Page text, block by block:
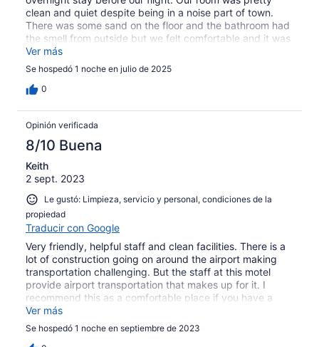
clean and quiet despite being in a noise part of town.
There was some sand on the floor and the bathroom had
the smell from outside but we felt comfortable and it was
exactly what we paid for and expected. The staff were
very kind and helpful, especially Tatu who set up a table
for us outside for dinner. She also organised an airport
transfer for us in the morning which made things
Ver más
Se hospedó 1 noche en julio de 2025
0
Opinión verificada
8/10 Buena
Keith
2 sept. 2023
Le gustó: Limpieza, servicio y personal, condiciones de la
propiedad
Traducir con Google
Very friendly, helpful staff and clean facilities. There is a
lot of construction going on around the airport making
transportation challenging. But the staff at this motel
provide airport transportation that makes up for it. I
recommend this as a comfortable place if you have a
layover at the Dar airport.
Ver más
Se hospedó 1 noche en septiembre de 2023